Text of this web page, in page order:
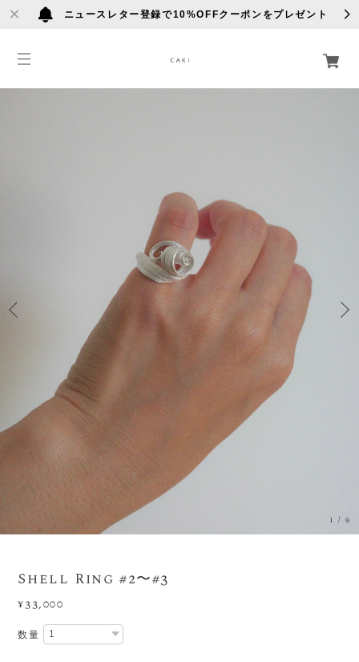
ニュースレター登録で10%OFFクーポンをプレゼント
1 /9
Shell Ring #2〜#3
¥33,000
数量